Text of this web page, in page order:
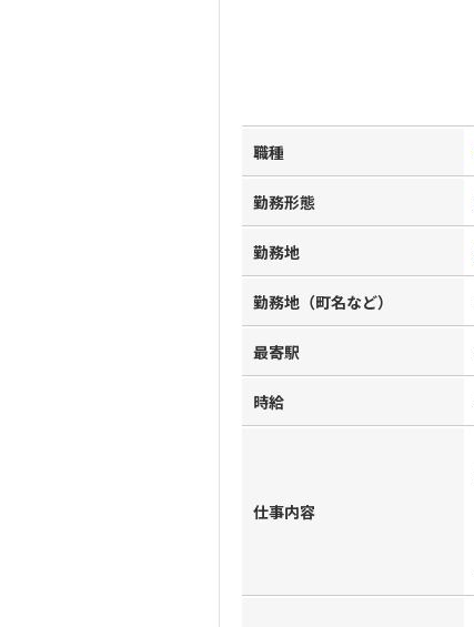
職種
勤務形態
勤務地
勤務地（町名など）
最寄駅
時給
仕事内容